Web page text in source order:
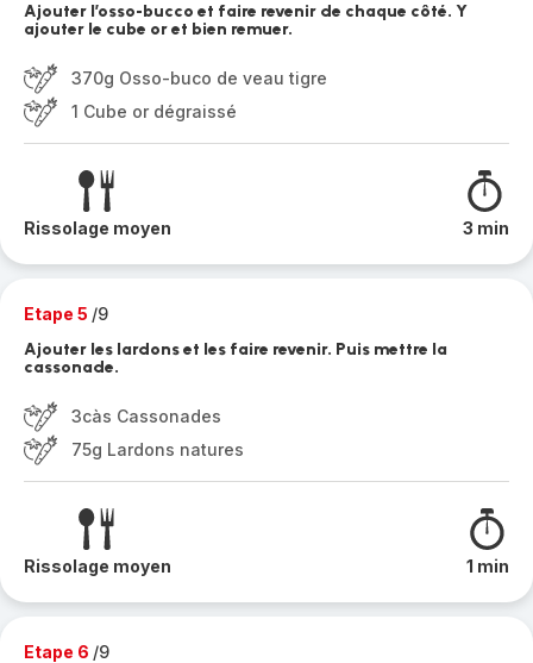
Ajouter l’osso-bucco et faire revenir de chaque côté. Y
ajouter le cube or et bien remuer.
370g Osso-buco de veau tigre
1 Cube or dégraissé
Rissolage moyen 3 min
Etape 5 /9
Ajouter les lardons et les faire revenir. Puis mettre la
cassonade.
3càs Cassonades
75g Lardons natures
Rissolage moyen 1 min
Etape 6 /9